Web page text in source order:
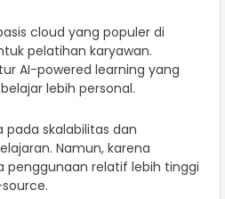
cloud yang populer di
pelatihan karyawan.
AI-powered learning yang
lebih personal.
pada skalabilitas dan
Namun, karena
penggunaan relatif lebih tinggi